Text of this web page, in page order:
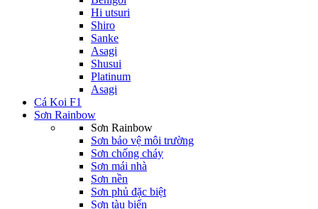
Hi utsuri
Shiro
Sanke
Asagi
Shusui
Platinum
Asagi
Cá Koi F1
Sơn Rainbow
Sơn Rainbow
Sơn bảo vệ môi trường
Sơn chống cháy
Sơn mái nhà
Sơn nền
Sơn phủ đặc biệt
Sơn tàu biển